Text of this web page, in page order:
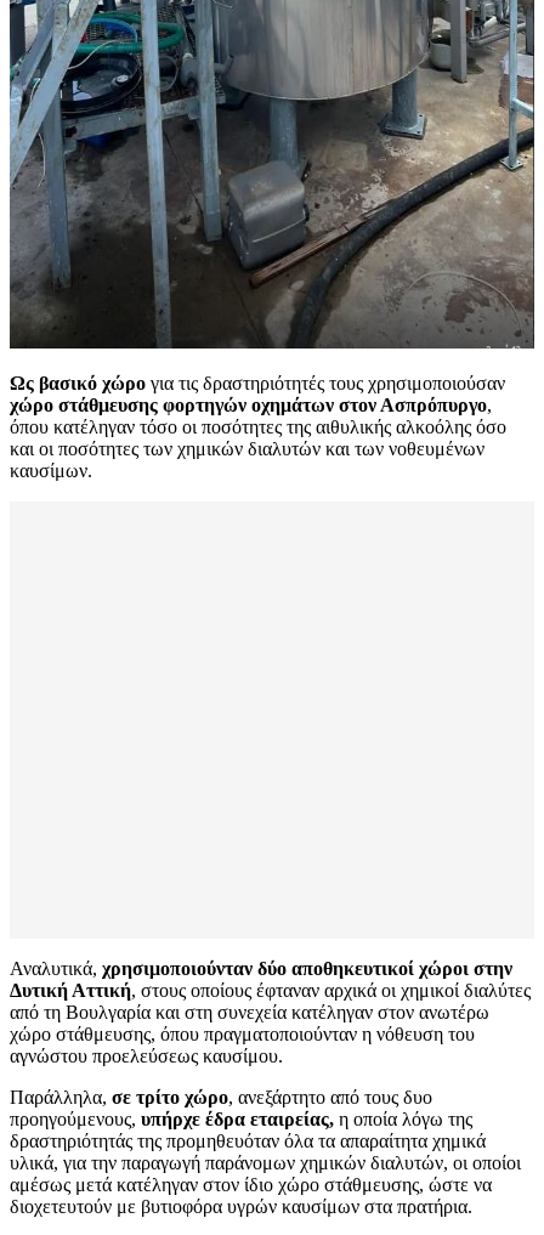
Ως βασικό χώρο για τις δραστηριότητές τους χρησιμοποιούσαν
χώρο στάθμευσης φορτηγών οχημάτων στον Ασπρόπυργο,
όπου κατέληγαν τόσο οι ποσότητες της αιθυλικής αλκοόλης όσο
και οι ποσότητες των χημικών διαλυτών και των νοθευμένων
καυσίμων.
Αναλυτικά, χρησιμοποιούνταν δύο αποθηκευτικοί χώροι στην
Δυτική Αττική, στους οποίους έφταναν αρχικά οι χημικοί διαλύτες
από τη Βουλγαρία και στη συνεχεία κατέληγαν στον ανωτέρω
χώρο στάθμευσης, όπου πραγματοποιούνταν η νόθευση του
αγνώστου προελεύσεως καυσίμου.
Παράλληλα, σε τρίτο χώρο, ανεξάρτητο από τους δυο
προηγούμενους, υπήρχε έδρα εταιρείας, η οποία λόγω της
δραστηριότητάς της προμηθευόταν όλα τα απαραίτητα χημικά
υλικά, για την παραγωγή παράνομων χημικών διαλυτών, οι οποίοι
αμέσως μετά κατέληγαν στον ίδιο χώρο στάθμευσης, ώστε να
διοχετευτούν με βυτιοφόρα υγρών καυσίμων στα πρατήρια.